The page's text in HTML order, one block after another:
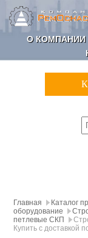
О КОМПАНИИ
Главная Каталог
оборудование
петлевые СКП
Купить с доставкой